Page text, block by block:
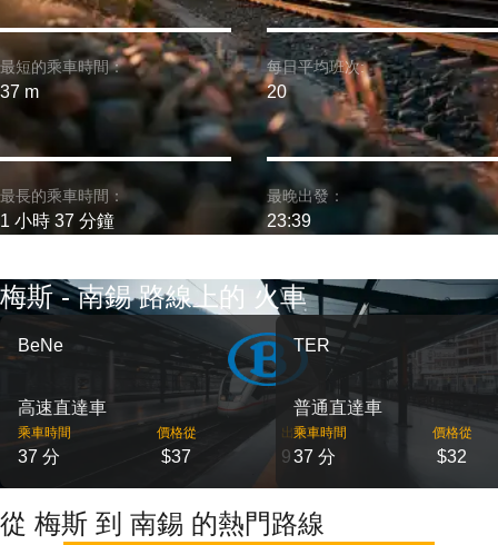
最短的乘車時間：
37 m
最長的乘車時間：
1 小時 37 分鐘
每日平均班次:
20
最晚出發：
23:39
梅斯 - 南錫 路線上的 火車
BeNe
高速直達車
乘車時間
37 分
價格從
$37
出發
9
TER
普通直達車
乘車時間
37 分
價格從
$32
從 梅斯 到 南錫 的熱門路線